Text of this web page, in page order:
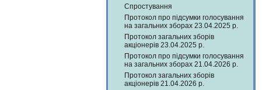
Спростування
Протокол про підсумки голосування
на загальних зборах 23.04.2025 р.
Протокол загальних зборів
акціонерів 23.04.2025 р.
Протокол про підсумки голосування
на загальних зборах 21.04.2026 р.
Протокол загальних зборів
акціонерів 21.04.2026 р.